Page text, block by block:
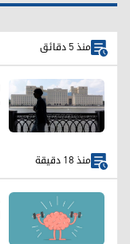
منذ 5 دقائق
منذ 18 دقيقة